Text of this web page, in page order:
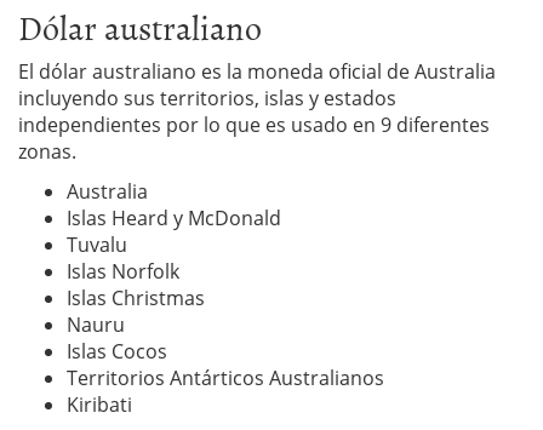
Dólar australiano
El dólar australiano es la moneda oficial de Australia
incluyendo sus territorios, islas y estados
independientes por lo que es usado en 9 diferentes
zonas.
Australia
Islas Heard y McDonald
Tuvalu
Islas Norfolk
Islas Christmas
Nauru
Islas Cocos
Territorios Antárticos Australianos
Kiribati